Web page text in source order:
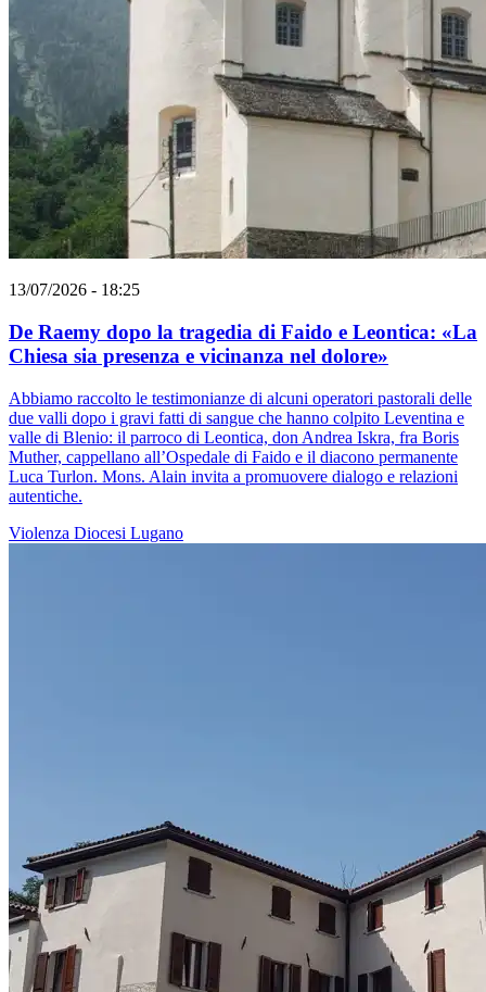
13/07/2026 - 18:25
De Raemy dopo la tragedia di Faido e Leontica: «La
Chiesa sia presenza e vicinanza nel dolore»
Abbiamo raccolto le testimonianze di alcuni operatori pastorali delle
due valli dopo i gravi fatti di sangue che hanno colpito Leventina e
valle di Blenio: il parroco di Leontica, don Andrea Iskra, fra Boris
Muther, cappellano all’Ospedale di Faido e il diacono permanente
Luca Turlon. Mons. Alain invita a promuovere dialogo e relazioni
autentiche.
Violenza Diocesi Lugano